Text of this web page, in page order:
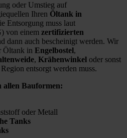
oder Umstieg auf
Ihren Öltank in
Entsorgung muss laut
von einem zertifizierten
dann auch bescheinigt werden. Wir
Öltank in Engelbostel,
, Krähenwinkel oder sonst
entsorgt werden muss.
allen Bauformen:
oder Metall
Tanks